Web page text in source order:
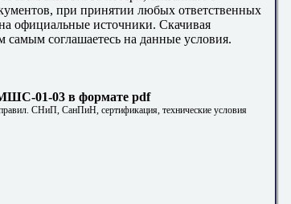
при принятии любых ответственных
официальные источники. Скачивая
соглашаетесь на данные условия.
01-03 в формате pdf
СНиП, СанПиН, сертификация, технические условия